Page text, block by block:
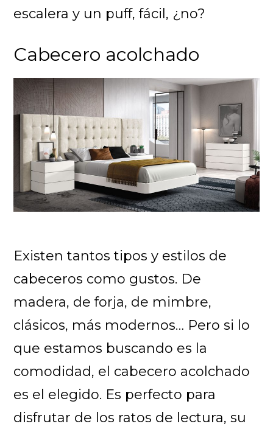
escalera y un puff, fácil, ¿no?
Cabecero acolchado
Existen tantos tipos y estilos de
cabeceros como gustos. De
madera, de forja, de mimbre,
clásicos, más modernos… Pero si lo
que estamos buscando es la
comodidad, el cabecero acolchado
es el elegido. Es perfecto para
disfrutar de los ratos de lectura, su